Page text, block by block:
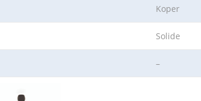
Koper
Solide
–